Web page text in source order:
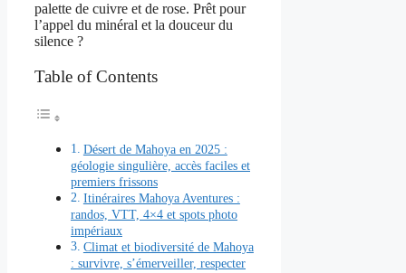
palette de cuivre et de rose. Prêt pour
l’appel du minéral et la douceur du
silence ?
Table of Contents
Désert de Mahoya en 2025 :
géologie singulière, accès faciles et
premiers frissons
Itinéraires Mahoya Aventures :
randos, VTT, 4×4 et spots photo
impériaux
Climat et biodiversité de Mahoya
: survivre, s’émerveiller, respecter